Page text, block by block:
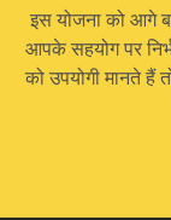
इस योजना को आगे
आपके सहयोग पर
को उपयोगी मानते हैं